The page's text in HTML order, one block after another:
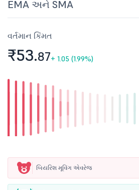
EMA અને SMA
વર્તમાન કિંમત
₹53.87+ 1.05 (1.99%)
બિયરિશ મૂવિંગ એવરેજ